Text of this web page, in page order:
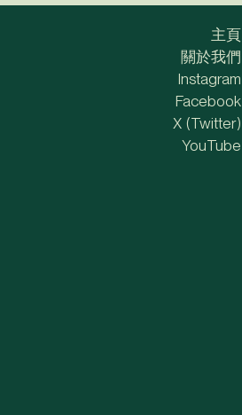
主頁
關於我們
Instagram
Facebook
X (Twitter)
YouTube